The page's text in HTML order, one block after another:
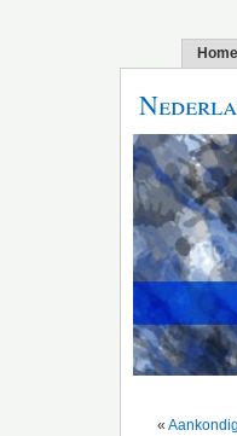
Home
«